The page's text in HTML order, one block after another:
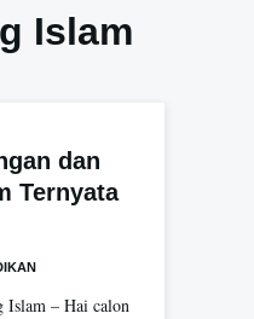
Islam
dan
Ternyata
Islam – Hai calon